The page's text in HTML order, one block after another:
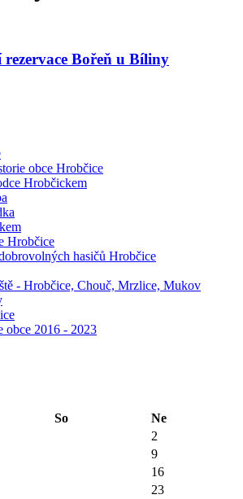
Bořeň u Bíliny
obce Hrobčice
Hrobčickem
Hrobčice
hasičů Hrobčice
- Hrobčice, Chouč, Mrzlice, Mukov
obce 2016 - 2023
So
Ne
2
9
16
23